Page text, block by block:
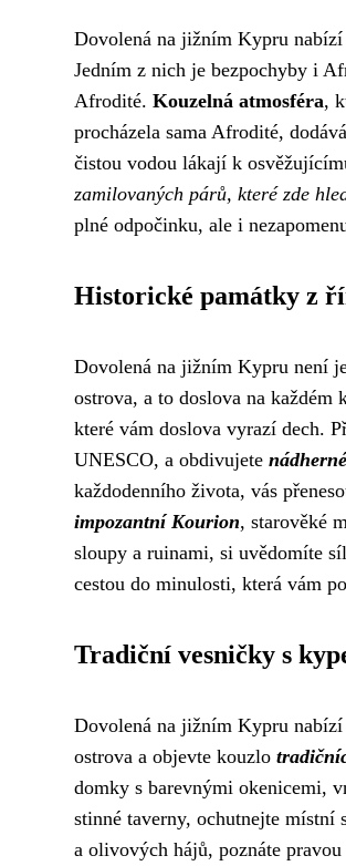
Dovolená na jižním Kypru
Jedním z nich je bezpochyby i
Afrodité. Kouzelná atmosféra,
procházela sama Afrodité,
čistou vodou lákají k
zamilovaných párů, které zde
plné odpočinku, ale i
Historické památky z
Dovolená na jižním Kypru není
ostrova, a to doslova na každém
které vám doslova vyrazí dech.
UNESCO, a obdivujete
každodenního života, vás
impozantní Kourion, starověké
sloupy a ruinami, si uvědomíte
cestou do minulosti, která vám
Tradiční vesničky s
Dovolená na jižním Kypru nabízí
ostrova a objevte kouzlo
domky s barevnými okenicemi,
stinné taverny, ochutnejte místní
a olivových hájů, poznáte